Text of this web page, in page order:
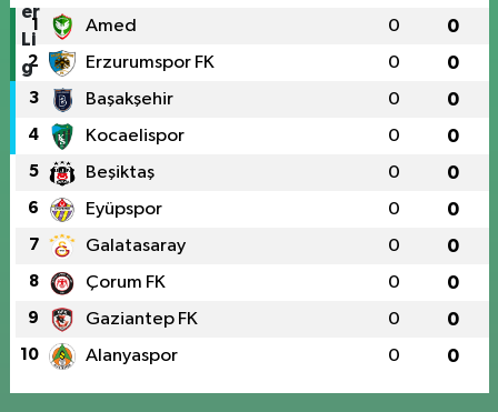
1 Amed 0 0
2 Erzurumspor FK 0 0
3 Başakşehir 0 0
4 Kocaelispor 0 0
5 Beşiktaş 0 0
6 Eyüpspor 0 0
7 Galatasaray 0 0
8 Çorum FK 0 0
9 Gaziantep FK 0 0
10 Alanyaspor 0 0